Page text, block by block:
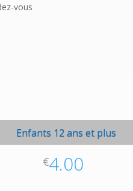
vous
Enfants 12 ans et plus
€4.00